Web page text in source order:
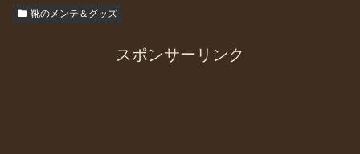
靴のメンテ＆グッズ
スポンサーリンク